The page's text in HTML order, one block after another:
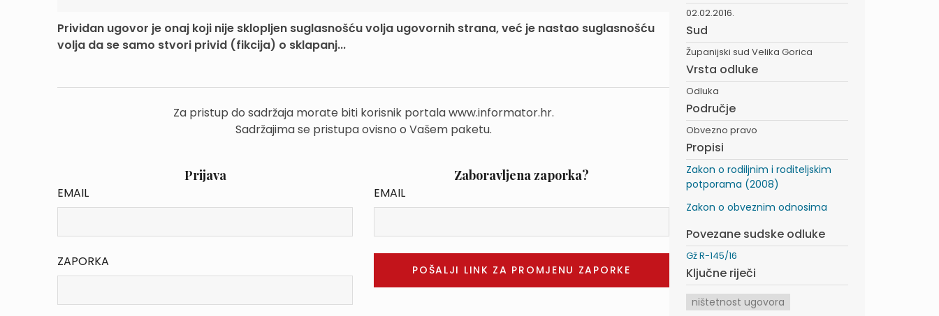
Prividan ugovor je onaj koji nije sklopljen suglasnošću volja ugovornih strana, već je nastao suglasnošću
volja da se samo stvori privid (fikcija) o sklapanj...
Za pristup do sadržaja morate biti korisnik portala www.informator.hr.
Sadržajima se pristupa ovisno o Vašem paketu.
Prijava
EMAIL
ZAPORKA
Zaboravljena zaporka?
EMAIL
02.02.2016.
Sud
Županijski sud Velika Gorica
Vrsta odluke
Odluka
Područje
Obvezno pravo
Propisi
Zakon o rodiljnim i roditeljskim
potporama (2008)
Zakon o obveznim odnosima
Povezane sudske odluke
Gž R-145/16
Ključne riječi
ništetnost ugovora